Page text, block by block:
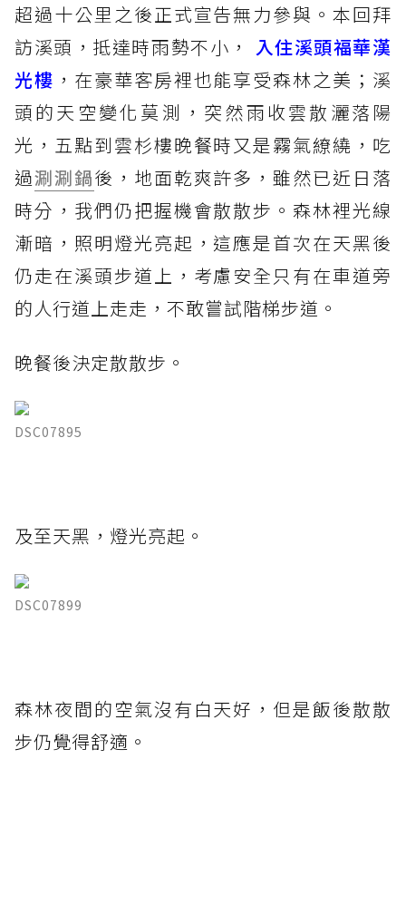
超過十公里之後正式宣告無力參與。本回拜
訪溪頭，抵達時雨勢不小， 入住溪頭福華漢
光樓 ，在豪華客房裡也能享受森林之美；溪
頭的天空變化莫測，突然雨收雲散灑落陽
光，五點到雲杉樓晚餐時又是霧氣繚繞，吃
過涮涮鍋後，地面乾爽許多，雖然已近日落
時分，我們仍把握機會散散步。森林裡光線
漸暗，照明燈光亮起，這應是首次在天黑後
仍走在溪頭步道上，考慮安全只有在車道旁
的人行道上走走，不敢嘗試階梯步道。
晚餐後決定散散步。
DSC07895
及至天黑，燈光亮起。
DSC07899
森林夜間的空氣沒有白天好，但是飯後散散
步仍覺得舒適。